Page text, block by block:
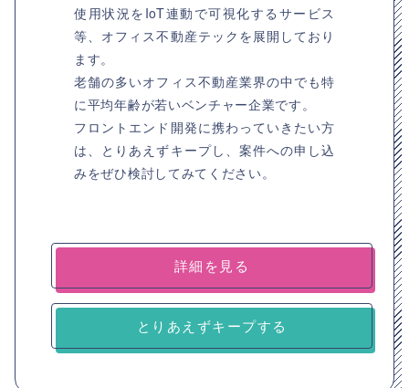
使用状況をIoT連動で可視化するサービス
等、オフィス不動産テックを展開しており
ます。
老舗の多いオフィス不動産業界の中でも特
に平均年齢が若いベンチャー企業です。
フロントエンド開発に携わっていきたい方
は、とりあえずキープし、案件への申し込
みをぜひ検討してみてください。
詳細を見る
とりあえずキープする